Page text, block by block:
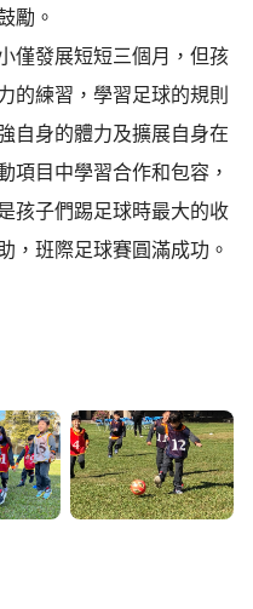
勵。
發展短短三個月，但孩
的練習，學習足球的規則
自身的體力及擴展自身在
項目中學習合作和包容，
孩子們踢足球時最大的收
，班際足球賽圓滿成功。